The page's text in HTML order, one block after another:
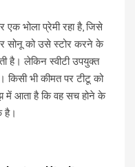
एक भोला प्रेमी रहा है, जिसे
सोनू को उसे स्टोर करने के
है। लेकिन स्वीटी उपयुक्त
भी कीमत पर टीटू को
में आता है कि वह सच होने के
है।